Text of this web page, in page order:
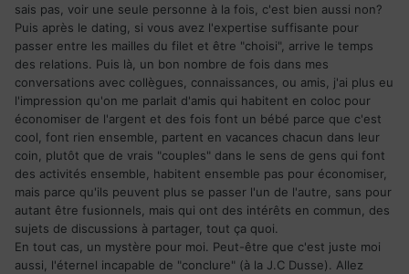
sais pas, voir une seule personne à la fois, c'est bien aussi non?
Puis après le dating, si vous avez l'expertise suffisante pour
passer entre les mailles du filet et être "choisi", arrive le temps
des relations. Puis là, un bon nombre de fois dans mes
conversations avec collègues, connaissances, ou amis, j'ai plus eu
l'impression qu'on me parlait d'amis qui habitent en coloc pour
économiser de l'argent et des fois font un bébé parce que c'est
cool, font rien ensemble, partent en vacances chacun dans leur
coin, plutôt que de vrais "couples" dans le sens de gens qui font
des activités ensemble, habitent ensemble pas pour économiser,
mais parce qu'ils peuvent plus se passer l'un de l'autre, sans pour
autant être fusionnels, mais qui ont des intérêts en commun, des
sujets de discussions à partager, tout ça quoi.
En tout cas, un mystère pour moi. Peut-être que c'est juste moi
aussi, l'éternel incapable de "conclure" (à la J.C Dusse). Allez